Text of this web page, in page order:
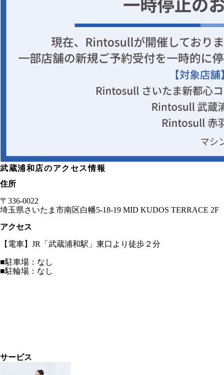
武蔵浦和店のアクセス情報
住所
〒 336-0022
埼玉県さいたま市南区白幡5-18-19 MID KUDOS TERRACE 2F
アクセス
【電車】JR「武蔵浦和駅」東口より徒歩２分
■駐車場：なし
■駐輪場：なし
サービス